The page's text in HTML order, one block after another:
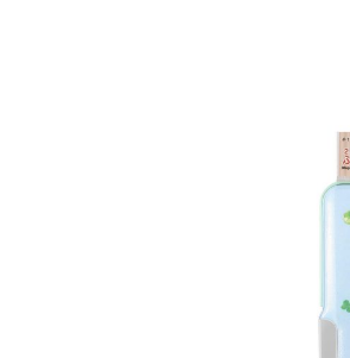
グッズインフォメーシ
ミュージカル・コンサ